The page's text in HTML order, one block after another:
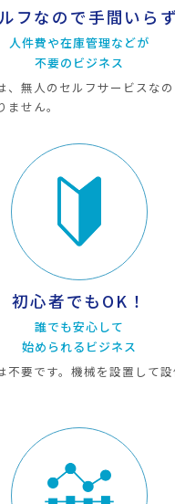
フなので手間いらず
人件費や在庫管理などが
不要のビジネス
、無人のセルフサービスな
せん。
初心者でもOK！
誰でも安心して
始められるビジネス
不要です。機械を設置して